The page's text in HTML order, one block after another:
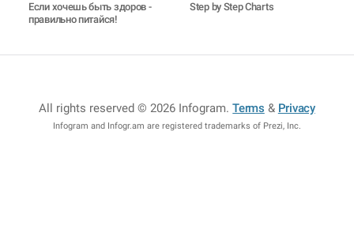
Если хочешь быть здоров -
правильно питайся!
Step by Step Charts
All rights reserved © 2026 Infogram.Terms & Privacy
Infogram and Infogr.am are registered trademarks of Prezi, Inc.